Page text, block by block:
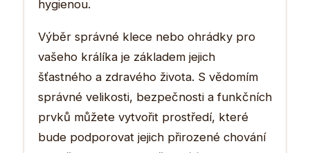
hygienou.
Výběr správné klece nebo ohrádky pro
vašeho králíka je základem jejich
šťastného a zdravého života. S vědomím
správné velikosti, bezpečnosti a funkčních
prvků můžete vytvořit prostředí, které
bude podporovat jejich přirozené chování